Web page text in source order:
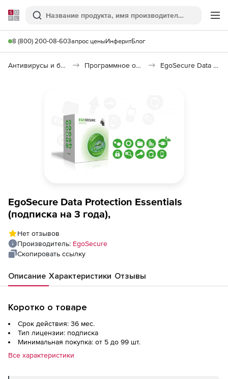
Softline
Поиск
8 (800) 200-08-60Запрос ценыИнферитБлог
Антивирусы и безопасность Программное обеспечение для контроля доступа EgoSecure Data Protection
EgoSecure Data Protection Essentials
(подписка на 3 года),
Нет отзывов
Производитель: EgoSecure
Скопировать ссылку
Описание Характеристики Отзывы
Коротко о товаре
Срок действия: 36 мес.
Тип лицензии: подписка
Минимальная покупка: от 5 до 99 шт.
Все характеристики